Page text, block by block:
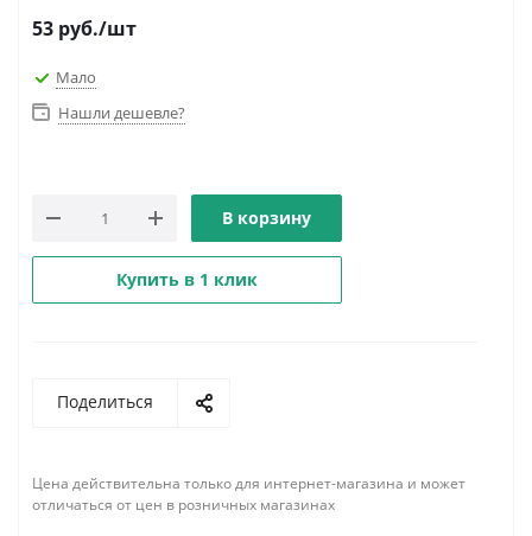
53 руб./шт
Мало
Нашли дешевле?
В корзину
Купить в 1 клик
Поделиться
Цена действительна только для интернет-магазина и может
отличаться от цен в розничных магазинах